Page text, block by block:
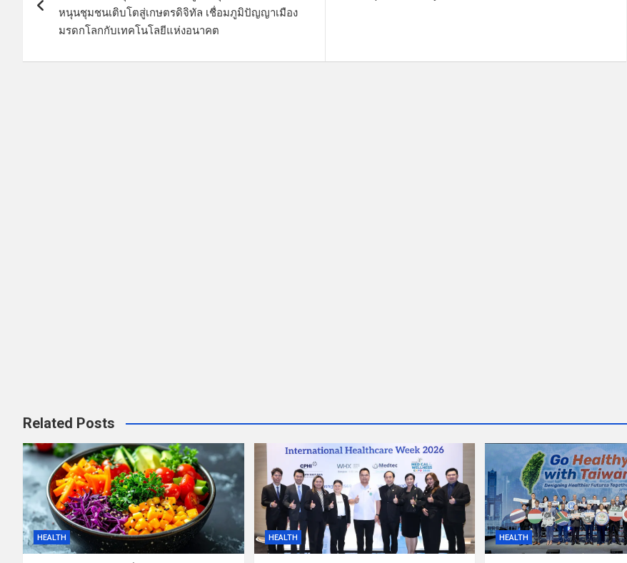
หนุนชุมชนเติบโตสู่เกษตรดิจิทัล เชื่อมภูมิปัญญาเมือง
มรดกโลกกับเทคโนโลยีแห่งอนาคต
Related Posts
HEALTH HEALTH HEALTH